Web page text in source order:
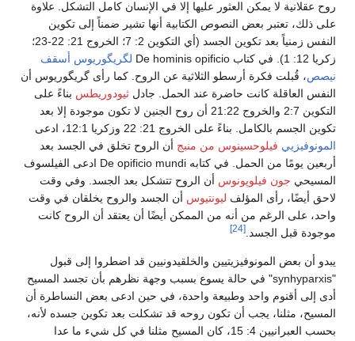
روح عقلانية لا يمكن العثور عليها إلا في الإنسان كامل التشكل. علاوة
على ذلك، تعتبر بعض النصوص الكتابية أنها تشير ضمناً إلى تكوين
النفس زمنياً بعد تكوين الجسد (أي التكوين 2: 7؛ الخروج 21: 22-23؛
زكريا 12: 1). في كتاب De hominis opificio
لگريگوريوس أسقف
نيصص، قُبلت فكرة أرسطو الثلاثية عن الروح. كما رأى گريگوريوس أن
النفس العاقلة كانت حاضرة عند الحمل. جادل ثيودوريطس بناءً على
التكوين 2:7 والخروج 21:22 أن روح الجنين لا تكون موجودة إلا بعد
تكوين الجسم بالكامل. بناءً على الخروج 21: 22 وزكريا 12:1، ادعى
المونوفيزيي فيلوحسينوس من منبج أن الروح تخلق في الجسد بعد
أربعين يومًا من الحمل. في كتابه De opificio mundi ادعى الفيلسوف
المسيحي جون فيلوپونوس أن الروح تتشكل بعد الجسد. وفي وقت
لاحق أيضًا، رأى المؤلف ليونتيوس أن الجسد والروح يخلقان في وقت
واحد، على الرغم من أنه من الممكن أيضًا أن يعتقد أن الروح كانت
موجودة قبل الجسد.[24]
يبدو أن بعض المونوفيزيتيين والخلقيدونيين قد اضطروا إلى قبول
"synhyparxis" في حالة يسوع بسبب وجهة نظرهم بأن تجسد المسيح
أدى إلى أقنوم واحد وطبيعة واحدة، في حين ادعى بعض النساطرة أن
المسيح، مثلنا، يجب أن تكون روحه قد تشكلت بعد تكوين جسده لأنه،
بحسب العبرانيين 4: 15، كان المسيح مثلنا في كل شيء ما عدا